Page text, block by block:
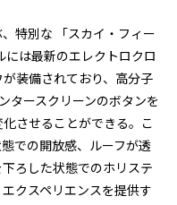
特別な 「スカイ・フィー
には最新のエレクトロクロ
装備されており、高分子
タースクリーンのボタンを
させることができる。こ
での開放感、ルーフが透
ろした状態でのホリステ
クスペリエンスを提供す